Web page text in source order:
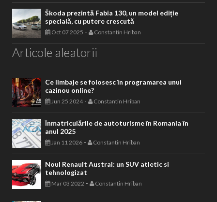
Škoda prezintă Fabia 130, un model ediție
specială, cu putere crescută
Oct 07 2025 - Constantin Hriban
Articole aleatorii
Ce limbaje se folosesc în programarea unui
cazinou online?
Jun 25 2024- Constantin Hriban
Înmatriculările de autoturisme în Romania în
anul 2025
Jan 11 2026 - Constantin Hriban
Noul Renault Austral: un SUV atletic si
tehnologizat
Mar 03 2022 - Constantin Hriban